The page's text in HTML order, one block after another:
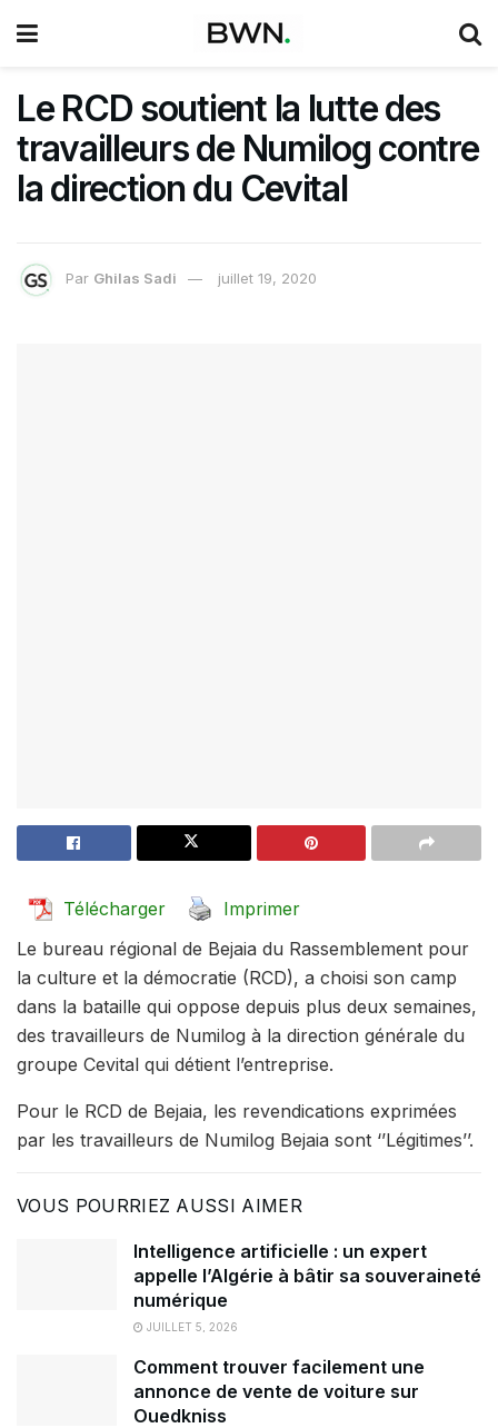
Le RCD soutient la lutte des
travailleurs de Numilog contre
la direction du Cevital
Par Ghilas Sadi juillet 19, 2020
Télécharger
Imprimer
Le bureau régional de Bejaia du Rassemblement pour
la culture et la démocratie (RCD), a choisi son camp
dans la bataille qui oppose depuis plus deux semaines,
des travailleurs de Numilog à la direction générale du
groupe Cevital qui détient l’entreprise.
Pour le RCD de Bejaia, les revendications exprimées
par les travailleurs de Numilog Bejaia sont ‘’Légitimes’’.
VOUS POURRIEZ AUSSI AIMER
Intelligence artificielle : un expert
appelle l’Algérie à bâtir sa souveraineté
numérique
JUILLET 5, 2026
Comment trouver facilement une
annonce de vente de voiture sur
Ouedkniss